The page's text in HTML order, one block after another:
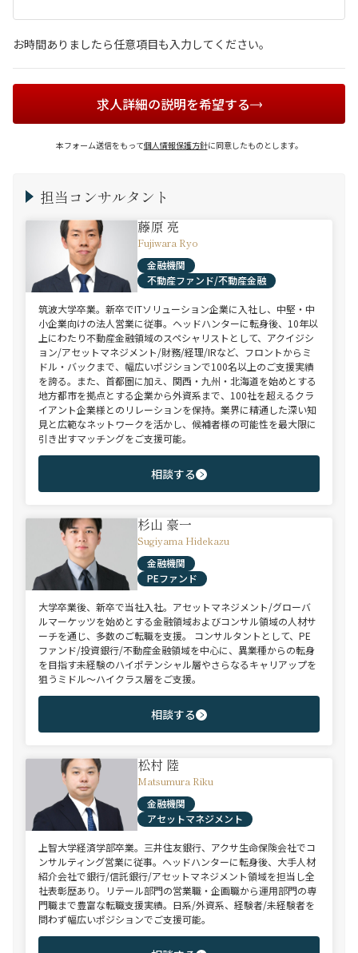
お時間ありましたら任意項目も入力してください。
求人詳細の説明を希望する
本フォーム送信をもって個人情報保護方針に同意したものとします。
担当コンサルタント
藤原 亮
Fujiwara Ryo
金融機関
不動産ファンド/不動産金融
筑波大学卒業。新卒でITソリューション企業に入社し、中堅・中
小企業向けの法人営業に従事。ヘッドハンターに転身後、10年以
上にわたり不動産金融領域のスペシャリストとして、アクイジシ
ョン/アセットマネジメント/財務/経理/IRなど、フロントからミ
ドル・バックまで、幅広いポジションで100名以上のご支援実績
を誇る。また、首都圏に加え、関西・九州・北海道を始めとする
地方都市を拠点とする企業から外資系まで、100社を超えるクラ
イアント企業様とのリレーションを保持。業界に精通した深い知
見と広範なネットワークを活かし、候補者様の可能性を最大限に
引き出すマッチングをご支援可能。
相談する
杉山 豪一
Sugiyama Hidekazu
金融機関
PEファンド
大学卒業後、新卒で当社入社。アセットマネジメント/グローバ
ルマーケッツを始めとする金融領域およびコンサル領域の人材サ
ーチを通じ、多数のご転職を支援。 コンサルタントとして、PE
ファンド/投資銀行/不動産金融領域を中心に、異業種からの転身
を目指す未経験のハイポテンシャル層やさらなるキャリアップを
狙うミドル～ハイクラス層をご支援。
相談する
松村 陸
Matsumura Riku
金融機関
アセットマネジメント
上智大学経済学部卒業。三井住友銀行、アクサ生命保険会社でコ
ンサルティング営業に従事。ヘッドハンターに転身後、大手人材
紹介会社で銀行/信託銀行/アセットマネジメント領域を担当し全
社表彰歴あり。リテール部門の営業職・企画職から運用部門の専
門職まで豊富な転職支援実績。日系/外資系、経験者/未経験者を
問わず幅広いポジションでご支援可能。